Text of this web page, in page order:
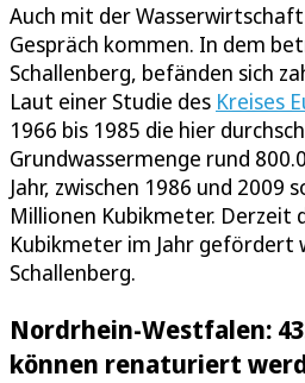
Auch mit der
Gespräch kommen. In dem
Schallenberg, befänden sich
Laut einer Studie des Kreises
1966 bis 1985 die hier
Grundwassermenge rund
Jahr, zwischen 1986 und 2009
Millionen Kubikmeter. Derzeit
Kubikmeter im Jahr gefördert
Schallenberg.
Nordrhein-Westfalen:
können renaturiert